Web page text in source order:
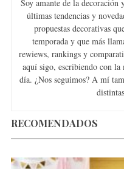
Soy amante de la
últimas tendencias y
propuestas decorativas
temporada y que más
rewiews, rankings y
aquí sigo, escribiendo con
día. ¿Nos seguimos? A mí
RECOMENDADOS